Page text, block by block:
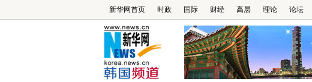
新华网首页 时政 国际 财经 高层 理论 论坛